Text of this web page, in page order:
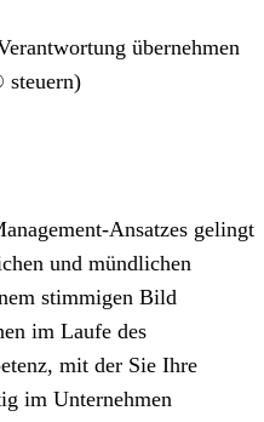
übernehmen
steuern)
Ansatzes gelingt
und mündlichen
stimmigen Bild
im Laufe des
mit der Sie Ihre
im Unternehmen